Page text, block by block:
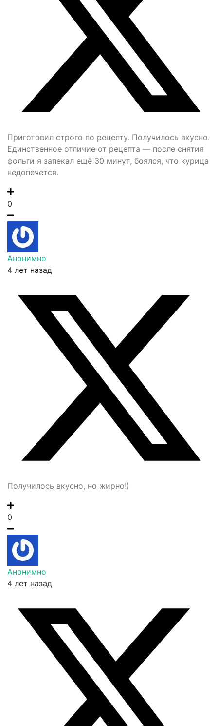
Приготовил строго по рецепту. Получилось вкусно.
Единственное отличие от рецепта — после снятия
фольги я запекал ещё 30 минут, боялся, что курица
недопечется.
0
Анонимно
4 лет назад
Получилось вкусно, но жирно!)
0
Анонимно
4 лет назад